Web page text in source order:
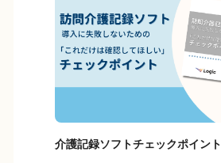
介護記録ソフトチェックポイント